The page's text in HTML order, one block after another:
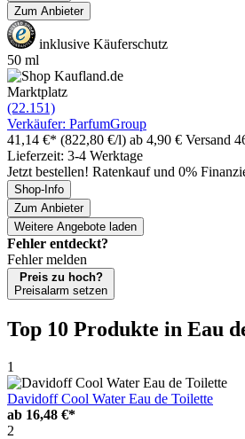
Zum Anbieter
inklusive Käuferschutz
50 ml
Marktplatz
(22.151)
Verkäufer: ParfumGroup
41,14 €* (822,80 €/l) ab 4,90 € Versand
Lieferzeit: 3-4 Werktage
Jetzt bestellen! Ratenkauf und 0%
Shop-Info
Zum Anbieter
Weitere Angebote laden
Fehler entdeckt?
Fehler melden
Preis zu hoch?
Preisalarm setzen
Top 10 Produkte in Eau
1
Davidoff Cool Water Eau de Toilette
ab 16,48 €*
2